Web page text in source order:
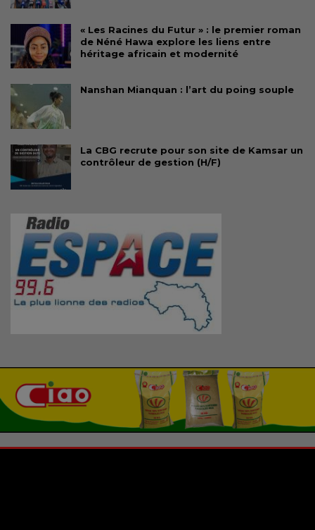
« Les Racines du Futur » : le premier roman
de Néné Hawa explore les liens entre
héritage africain et modernité
Nanshan Mianquan : l’art du poing souple
La CBG recrute pour son site de Kamsar un
contrôleur de gestion (H/F)